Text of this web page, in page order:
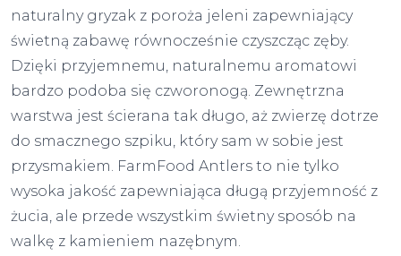
naturalny gryzak z poroża jeleni zapewniający
świetną zabawę równocześnie czyszcząc zęby.
Dzięki przyjemnemu, naturalnemu aromatowi
bardzo podoba się czworonogą. Zewnętrzna
warstwa jest ścierana tak długo, aż zwierzę dotrze
do smacznego szpiku, który sam w sobie jest
przysmakiem. FarmFood Antlers to nie tylko
wysoka jakość zapewniająca długą przyjemność z
żucia, ale przede wszystkim świetny sposób na
walkę z kamieniem nazębnym.